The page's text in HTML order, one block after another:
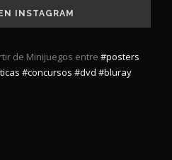
INSTAGRAM
de Minijuegos entre #posters
#concursos #dvd #bluray